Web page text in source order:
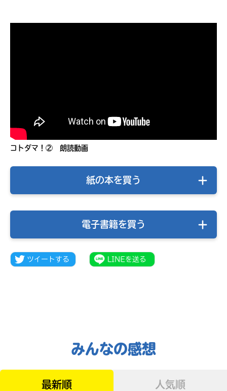
自分だけの
コトダマ！② 朗読動画
紙の本を買う
電子書籍を買う
みんなの感想
最新順 人気順